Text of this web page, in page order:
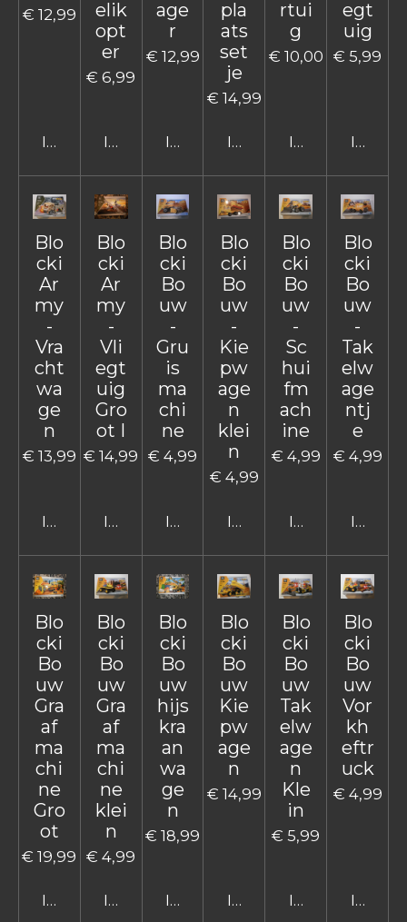
€ 12,99
In winkelwagen
elik
opt
er
€ 6,99
In winkelwagen
age
r
€ 12,99
In winkelwagen
pla
ats
set
je
€ 14,99
In winkelwagen
rtui
g
€ 10,00
In
egt
uig
€ 5,99
In
Blo
cki
Ar
my
-
Vra
cht
wa
ge
n
€ 13,99
In winkelwagen
Blo
cki
Ar
my
-
Vli
egt
uig
Gro
ot I
€ 14,99
In winkelwagen
Blo
cki
Bo
uw
-
Gru
is
ma
chi
ne
€ 4,99
In winkelwagen
Blo
cki
Bo
uw
-
Kie
pw
age
n
klei
n
€ 4,99
In winkelwagen
Blo
cki
Bo
uw
-
Sc
hui
fm
ach
ine
€ 4,99
In
Blo
cki
Bo
uw
-
Tak
elw
age
ntj
e
€ 4,99
In
Blo
cki
Bo
uw
Gra
af
ma
chi
ne
Gro
ot
€ 19,99
In winkelwagen
Blo
cki
Bo
uw
Gra
af
ma
chi
ne
klei
n
€ 4,99
In winkelwagen
Blo
cki
Bo
uw
hijs
kra
an
wa
ge
n
€ 18,99
In winkelwagen
Blo
cki
Bo
uw
Kie
pw
age
n
€ 14,99
In winkelwagen
Blo
cki
Bo
uw
Tak
elw
age
n
Kle
in
€ 5,99
In
Blo
cki
Bo
uw
Vor
kh
eftr
uck
€ 4,99
In